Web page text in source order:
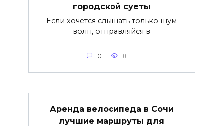
городской суеты
Если хочется слышать только шум
волн, отправляйся в
0 8
Аренда велосипеда в Сочи
лучшие маршруты для